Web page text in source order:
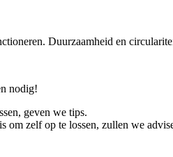
Duurzaamheid en
nodig!
geven we tips.
zelf op te lossen, zullen we